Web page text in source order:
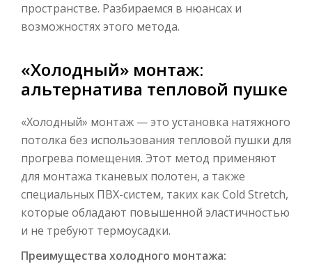
пространстве. Разбираемся в нюансах и
возможностях этого метода.
«Холодный» монтаж:
альтернатива тепловой пушке
«Холодный» монтаж — это установка натяжного
потолка без использования тепловой пушки для
прогрева помещения. Этот метод применяют
для монтажа тканевых полотен, а также
специальных ПВХ-систем, таких как Cold Stretch,
которые обладают повышенной эластичностью
и не требуют термоусадки.
Преимущества холодного монтажа: